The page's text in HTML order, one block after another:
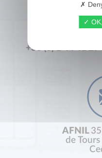
+33 (0) 1 44 41 29
AFNIL
de